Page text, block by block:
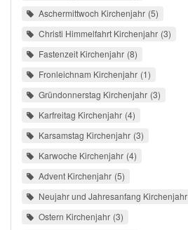
Aschermittwoch Kirchenjahr 5
Christi Himmelfahrt Kirchenjahr 3
Fastenzeit Kirchenjahr 8
Fronleichnam Kirchenjahr 1
Gründonnerstag Kirchenjahr 3
Karfreitag Kirchenjahr 4
Karsamstag Kirchenjahr 3
Karwoche Kirchenjahr 4
Advent Kirchenjahr 5
Neujahr und Jahresanfang Kirchenjahr
Ostern Kirchenjahr 3